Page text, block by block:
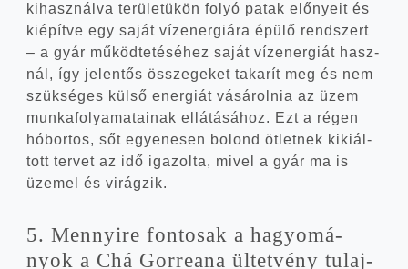
kihasz­nál­va terü­le­tü­kön folyó patak elő­nye­it és
kiépít­ve egy saját víz­ener­gi­á­ra épü­lő rend­szert
– a gyár működ­te­té­sé­hez saját víz­ener­gi­át hasz­
nál, így jelen­tős össze­ge­ket taka­rít meg és nem
szük­sé­ges kül­ső ener­gi­át vásá­rol­nia az üzem
mun­ka­fo­lya­ma­ta­i­nak ellá­tá­sá­hoz. Ezt a régen
hóbor­tos, sőt egye­ne­sen bolond ötlet­nek kiki­ál­
tott ter­vet az idő iga­zol­ta, mivel a gyár ma is
üze­mel és virágzik.
5. Mennyi­re fon­to­sak a hagyo­má­
nyok a Chá Gor­re­a­na ültet­vény tulaj­